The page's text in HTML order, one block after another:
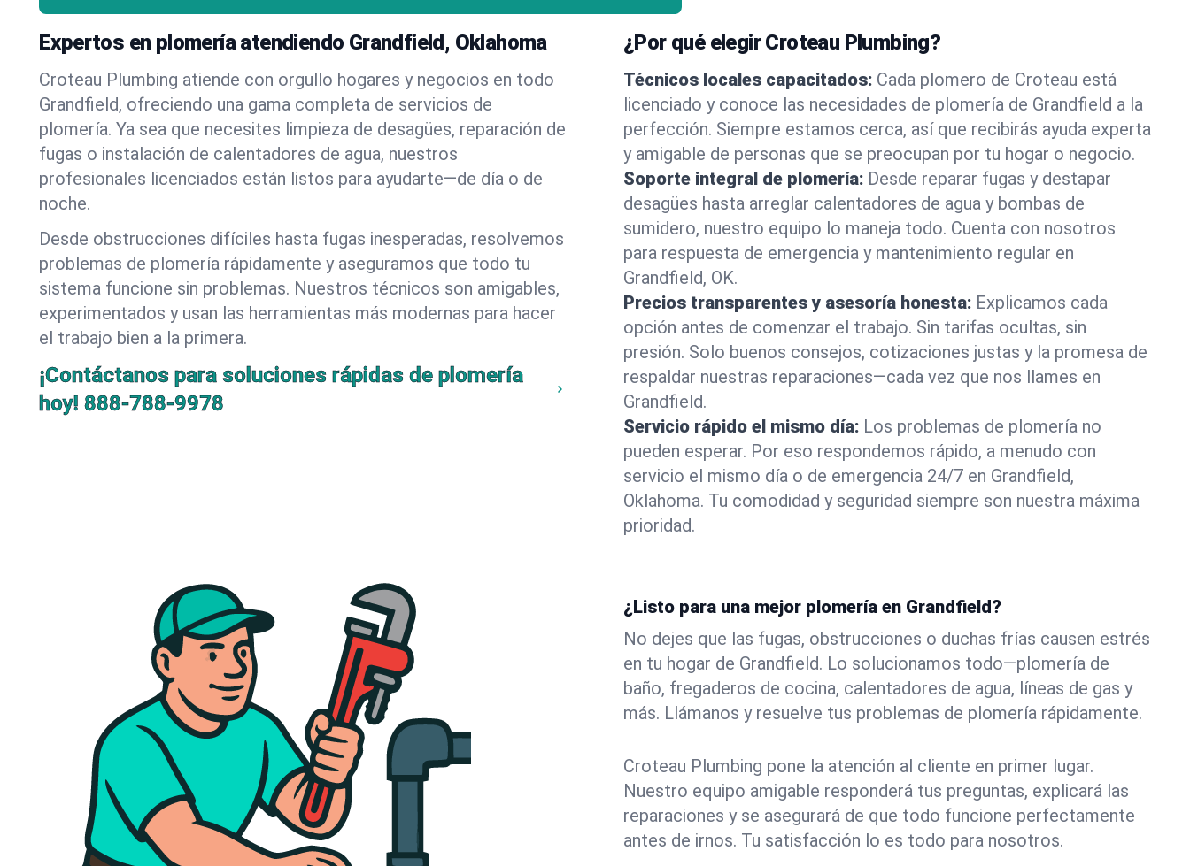
Expertos en plomería atendiendo Grandfield, Oklahoma
Croteau Plumbing atiende con orgullo hogares y negocios en todo
Grandfield, ofreciendo una gama completa de servicios de
plomería. Ya sea que necesites limpieza de desagües, reparación de
fugas o instalación de calentadores de agua, nuestros
profesionales licenciados están listos para ayudarte—de día o de
noche.
Desde obstrucciones difíciles hasta fugas inesperadas, resolvemos
problemas de plomería rápidamente y aseguramos que todo tu
sistema funcione sin problemas. Nuestros técnicos son amigables,
experimentados y usan las herramientas más modernas para hacer
el trabajo bien a la primera.
¡Contáctanos para soluciones rápidas de plomería
hoy! 888-788-9978
¿Por qué elegir Croteau Plumbing?
Técnicos locales capacitados: Cada plomero de Croteau está
licenciado y conoce las necesidades de plomería de Grandfield a la
perfección. Siempre estamos cerca, así que recibirás ayuda experta
y amigable de personas que se preocupan por tu hogar o negocio.
Soporte integral de plomería: Desde reparar fugas y destapar
desagües hasta arreglar calentadores de agua y bombas de
sumidero, nuestro equipo lo maneja todo. Cuenta con nosotros
para respuesta de emergencia y mantenimiento regular en
Grandfield, OK.
Precios transparentes y asesoría honesta: Explicamos cada
opción antes de comenzar el trabajo. Sin tarifas ocultas, sin
presión. Solo buenos consejos, cotizaciones justas y la promesa de
respaldar nuestras reparaciones—cada vez que nos llames en
Grandfield.
Servicio rápido el mismo día: Los problemas de plomería no
pueden esperar. Por eso respondemos rápido, a menudo con
servicio el mismo día o de emergencia 24/7 en Grandfield,
Oklahoma. Tu comodidad y seguridad siempre son nuestra máxima
prioridad.
¿Listo para una mejor plomería en Grandfield?
No dejes que las fugas, obstrucciones o duchas frías causen estrés
en tu hogar de Grandfield. Lo solucionamos todo—plomería de
baño, fregaderos de cocina, calentadores de agua, líneas de gas y
más. Llámanos y resuelve tus problemas de plomería rápidamente.
Croteau Plumbing pone la atención al cliente en primer lugar.
Nuestro equipo amigable responderá tus preguntas, explicará las
reparaciones y se asegurará de que todo funcione perfectamente
antes de irnos. Tu satisfacción lo es todo para nosotros.